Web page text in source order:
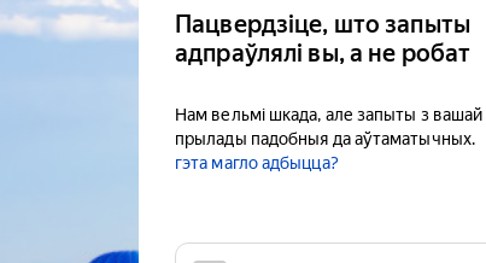
Пацвердзіце, што запыты
адпраўлялі вы, а не робат
Нам вельмі шкада, але запыты з вашай
прылады падобныя да аўтаматычных.
гэта магло адбыцца?